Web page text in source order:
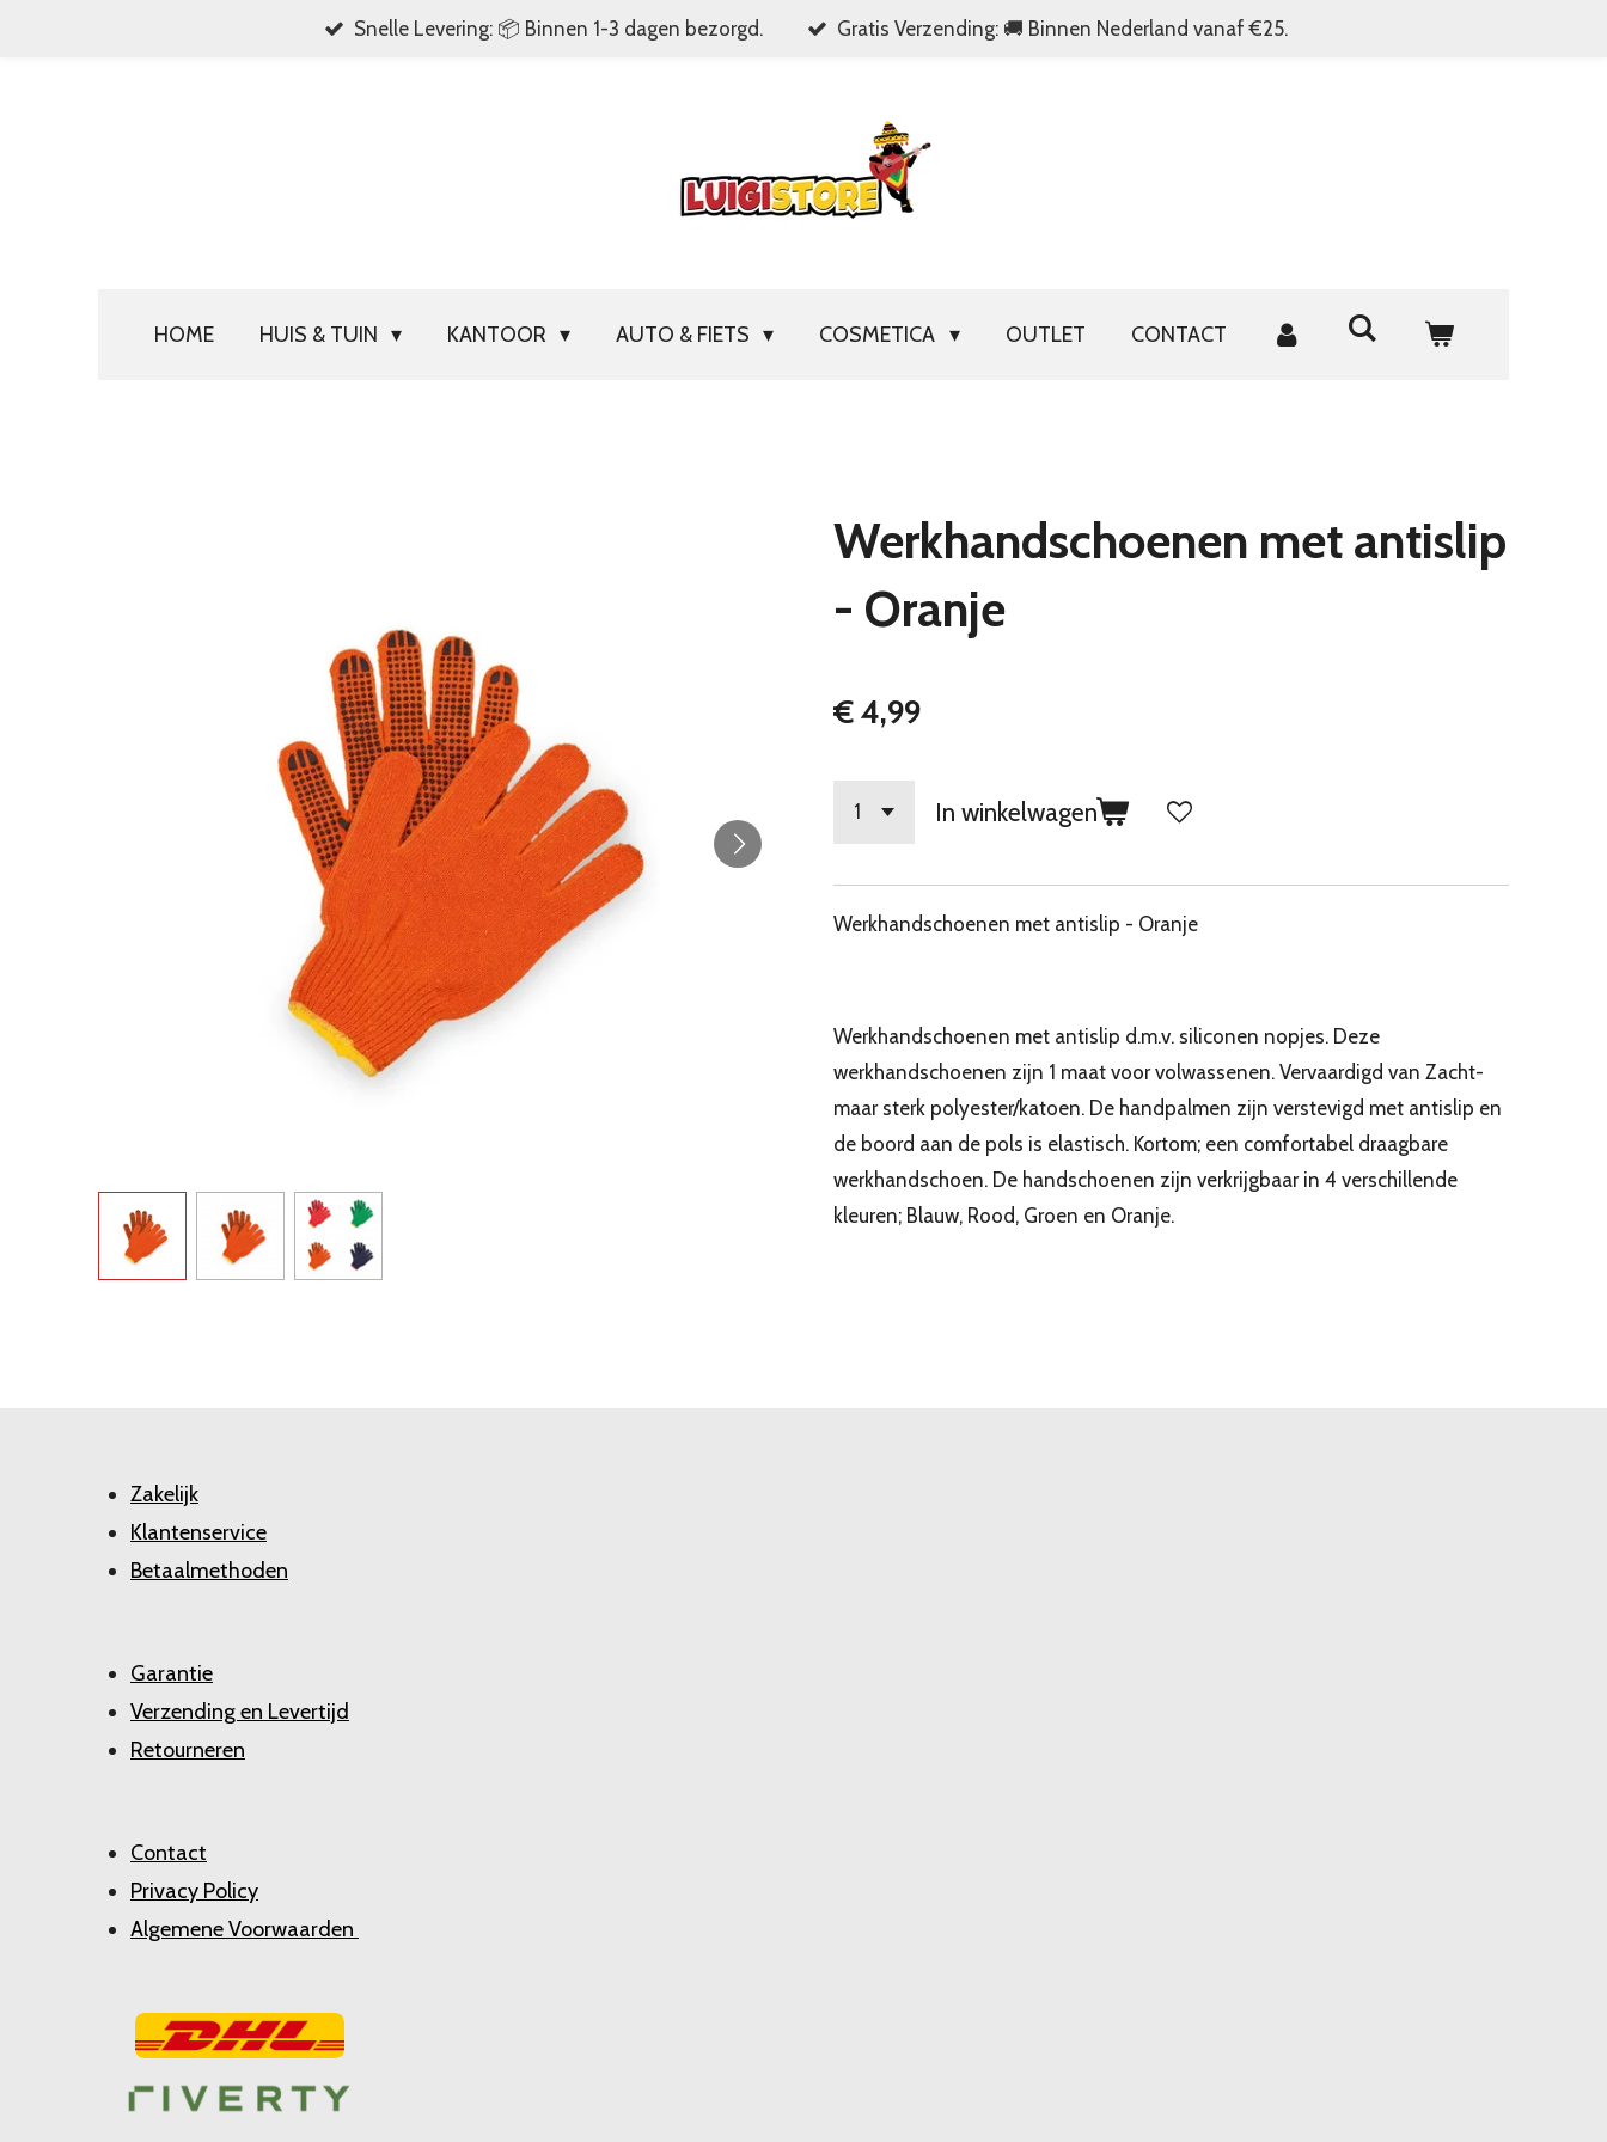
Snelle Levering: 📦 Binnen 1-3 dagen bezorgd. Gratis Verzending: 🚚 Binnen Nederland vanaf €25.
HOME HUIS & TUIN KANTOOR AUTO & FIETS COSMETICA OUTLET CONTACT
Werkhandschoenen met antislip
- Oranje
€ 4,99
In winkelwagen
Werkhandschoenen met antislip - Oranje
Werkhandschoenen met antislip d.m.v. siliconen nopjes. Deze
werkhandschoenen zijn 1 maat voor volwassenen. Vervaardigd van Zacht-
maar sterk polyester/katoen. De handpalmen zijn verstevigd met antislip en
de boord aan de pols is elastisch. Kortom; een comfortabel draagbare
werkhandschoen. De handschoenen zijn verkrijgbaar in 4 verschillende
kleuren; Blauw, Rood, Groen en Oranje.
Zakelijk
Klantenservice
Betaalmethoden
Garantie
Verzending en Levertijd
Retourneren
Contact
Privacy Policy
Algemene Voorwaarden